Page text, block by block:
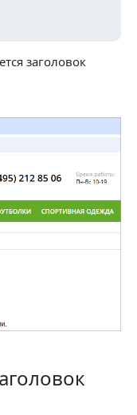
заголовок
через API